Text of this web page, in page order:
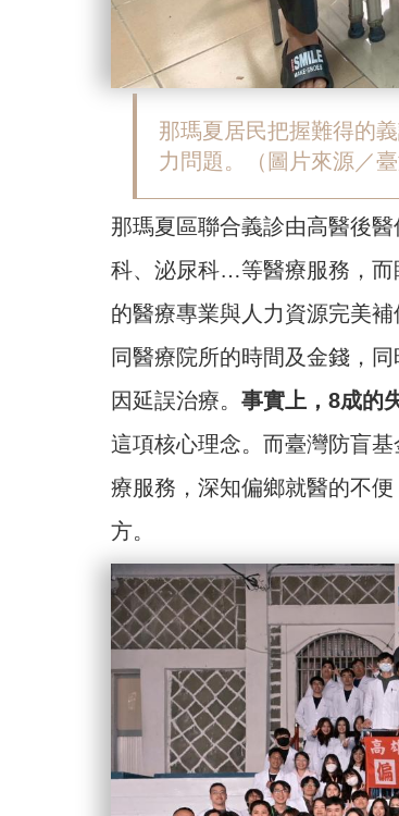
那瑪夏居民把握難得的
力問題。（圖片來源／臺
那瑪夏區聯合義診由高醫後
科、泌尿科…等醫療服務，而
的醫療專業與人力資源完美
同醫療院所的時間及金錢，
因延誤治療。 事實上，8成的
這項核心理念。而臺灣防盲
療服務，深知偏鄉就醫的不
方。